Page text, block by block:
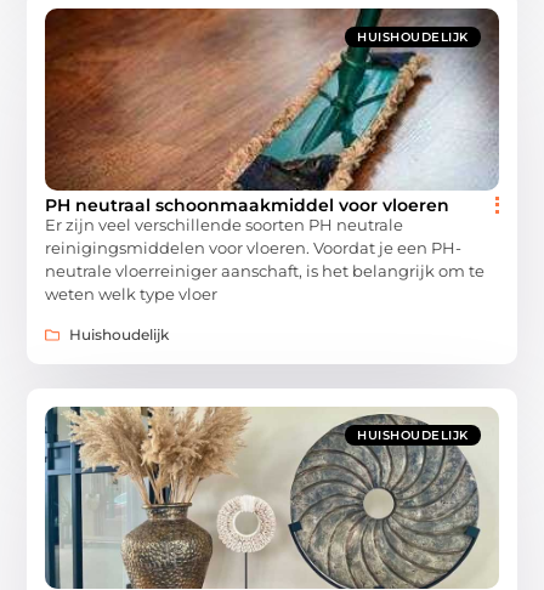
HUISHOUDELIJK
PH neutraal schoonmaakmiddel voor vloeren
Er zijn veel verschillende soorten PH neutrale
reinigingsmiddelen voor vloeren. Voordat je een PH-
neutrale vloerreiniger aanschaft, is het belangrijk om te
weten welk type vloer
Huishoudelijk
HUISHOUDELIJK